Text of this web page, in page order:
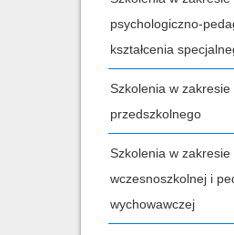
psychologiczno-
kształcenia
Szkolenia w zakresie
przedszkolnego
Szkolenia w zakresie
wczesnoszkolnej i
wychowawczej